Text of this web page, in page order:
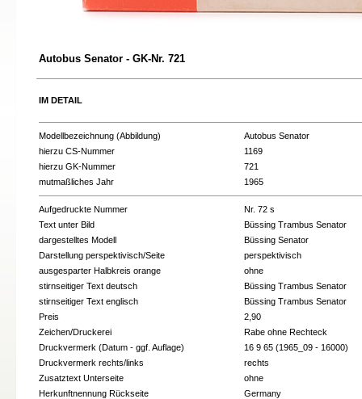
Autobus Senator - GK-Nr. 721
IM DETAIL
Modellbezeichnung (Abbildung)
Autobus Senator
hierzu CS-Nummer
1169
hierzu GK-Nummer
721
mutmaßliches Jahr
1965
Aufgedruckte Nummer
Nr. 72 s
Text unter Bild
Büssing Trambus Senator
dargestelltes Modell
Büssing Senator
Darstellung perspektivisch/Seite
perspektivisch
ausgesparter Halbkreis orange
ohne
stirnseitiger Text deutsch
Büssing Trambus Senator
stirnseitiger Text englisch
Büssing Trambus Senator
Preis
2,90
Zeichen/Druckerei
Rabe ohne Rechteck
Druckvermerk (Datum - ggf. Auflage)
16 9 65 (1965_09 - 16000)
Druckvermerk rechts/links
rechts
Zusatztext Unterseite
ohne
Herkunftnennung Rückseite
Germany